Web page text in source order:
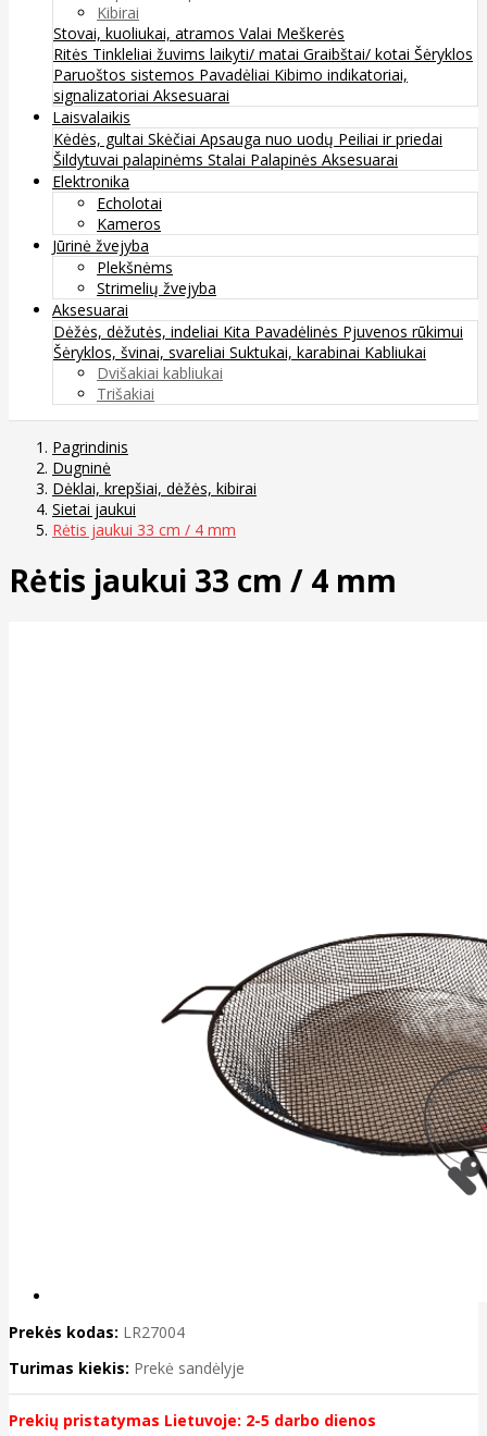
Kibirai
Stovai, kuoliukai, atramos Valai Meškerės
Ritės Tinkleliai žuvims laikyti/ matai Graibštai/ kotai Šėryklos
Paruoštos sistemos Pavadėliai Kibimo indikatoriai,
signalizatoriai Aksesuarai
Laisvalaikis
Kėdės, gultai Skėčiai Apsauga nuo uodų Peiliai ir priedai
Šildytuvai palapinėms Stalai Palapinės Aksesuarai
Elektronika
Echolotai
Kameros
Jūrinė žvejyba
Plekšnėms
Strimelių žvejyba
Aksesuarai
Dėžės, dėžutės, indeliai Kita Pavadėlinės Pjuvenos rūkimui
Šėryklos, švinai, svareliai Suktukai, karabinai Kabliukai
Dvišakiai kabliukai
Trišakiai
Pagrindinis
Dugninė
Dėklai, krepšiai, dėžės, kibirai
Sietai jaukui
Rėtis jaukui 33 cm / 4 mm
Rėtis jaukui 33 cm / 4 mm
Prekės kodas: LR27004
Turimas kiekis: Prekė sandėlyje
Prekių pristatymas Lietuvoje: 2-5 darbo dienos